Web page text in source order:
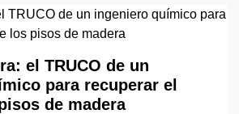
el TRUCO de un
para recuperar el
de madera